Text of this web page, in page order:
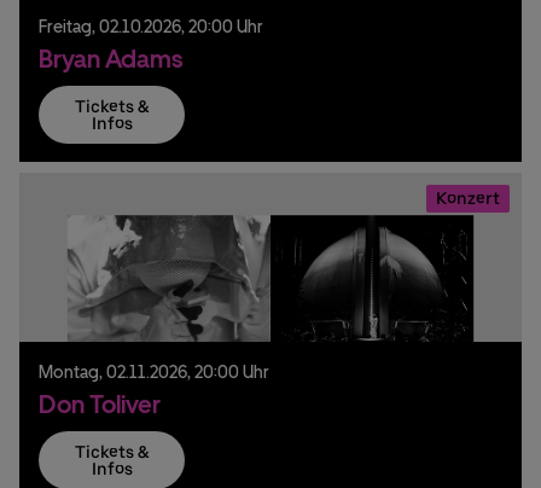
Freitag, 02.10.2026, 20:00 Uhr
Bryan Adams
Tickets &
Infos
Konzert
Montag, 02.11.2026, 20:00 Uhr
Don Toliver
Tickets &
Infos